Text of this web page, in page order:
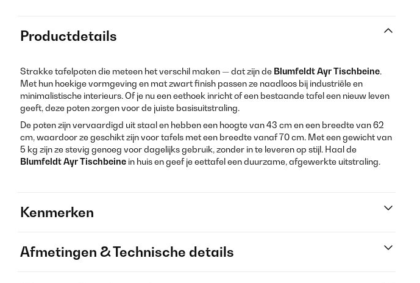
Productdetails
Strakke tafelpoten die meteen het verschil maken — dat zijn de Blumfeldt Ayr Tischbeine.
Met hun hoekige vormgeving en mat zwart finish passen ze naadloos bij industriële en
minimalistische interieurs. Of je nu een eethoek inricht of een bestaande tafel een nieuw leven
geeft, deze poten zorgen voor de juiste basisuitstraling.
De poten zijn vervaardigd uit staal en hebben een hoogte van 43 cm en een breedte van 62
cm, waardoor ze geschikt zijn voor tafels met een breedte vanaf 70 cm. Met een gewicht van
5 kg zijn ze stevig genoeg voor dagelijks gebruik, zonder in te leveren op stijl. Haal de
Blumfeldt Ayr Tischbeine in huis en geef je eettafel een duurzame, afgewerkte uitstraling.
Kenmerken
Afmetingen & Technische details